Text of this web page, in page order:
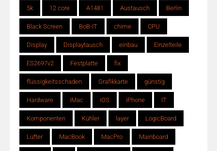
5k 12 core A1481 Austausch Berlin
Black Screen BoB-IT chime CPU
Display Displaytausch einbau Einzelteile
ES2697v2 Festplatte fix
flüssigkeitsschaden Grafikkarte günstig
Hardware iMac iOS iPhone IT
Komponenten Kühler layer LogicBoard
Lüfter MacBook MacPro Mainboard